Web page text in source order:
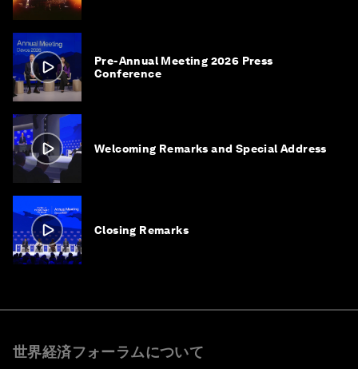
Pre-Annual Meeting 2026 Press
Conference
Welcoming Remarks and Special Address
Closing Remarks
世界経済フォーラムについて